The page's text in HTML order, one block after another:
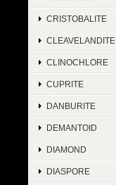
CRISTOBALITE
CLEAVELANDITE
CLINOCHLORE
CUPRITE
DANBURITE
DEMANTOID
DIAMOND
DIASPORE